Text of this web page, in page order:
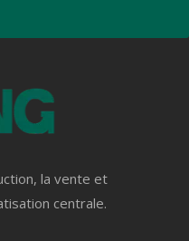
la vente et
centrale.